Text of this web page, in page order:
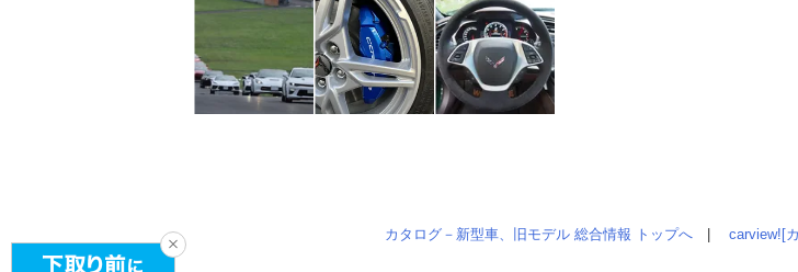
カタログ－新型車、旧モデル 総合情報 トップへ carview![